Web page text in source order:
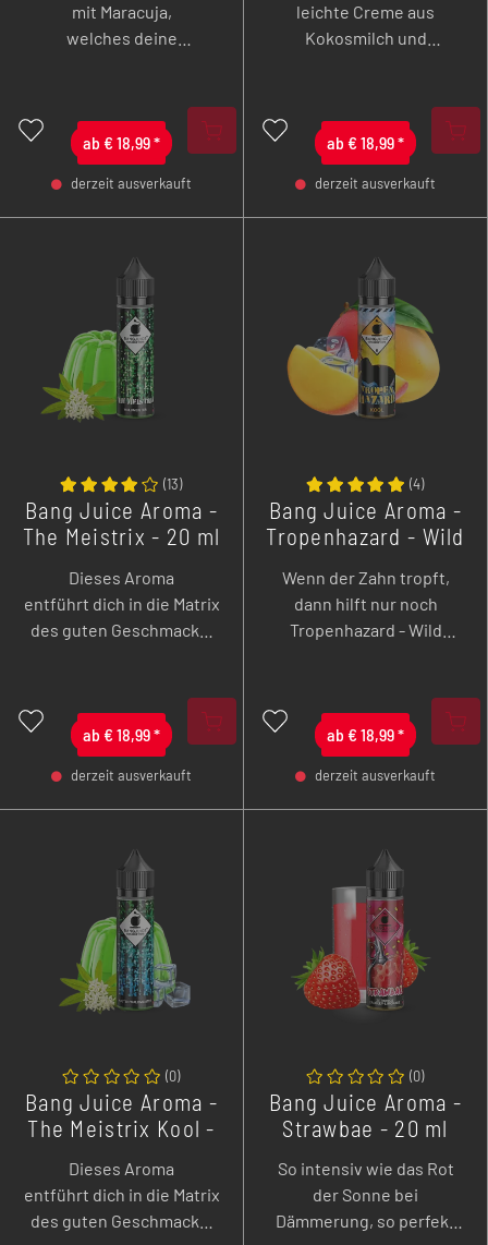
- +
ab € 18,99*
derzeit ausverkauft
mit Maracuja,
welches deine
betörendes
Dampfvergnügen sorgt.
- +
ab € 18,99*
derzeit ausverkauft
leichte Creme aus
Kokosmilch und
Mandelsplittern und
Kokosstreuseln.
- +
ab € 18,99*
derzeit ausverkauft
(13)
Bang Juice Aroma -
The Meistrix - 20 ml
Dieses Aroma
entführt dich in die Matrix
des guten Geschmacks!
Waldmeisteraroma auf
dich.
- +
ab € 18,99*
derzeit ausverkauft
(4)
Bang Juice Aroma -
Tropenhazard - Wild
Wenn der Zahn tropft,
dann hilft nur noch
Tropenhazard - Wild
(0)
Bang Juice Aroma -
The Meistrix Kool -
Dieses Aroma
entführt dich in die Matrix
des guten Geschmacks!
(0)
Bang Juice Aroma -
Strawbae - 20 ml
So intensiv wie das Rot
der Sonne bei
Dämmerung, so perfekt